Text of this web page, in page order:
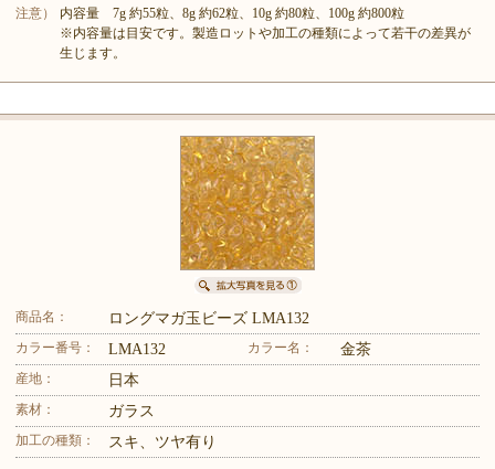
注意）
内容量 7g 約55粒、8g 約62粒、10g 約80粒、100g 約800粒
※内容量は目安です。製造ロットや加工の種類によって若干の差異が
生じます。
商品名： ロングマガ玉ビーズ LMA132
カラー番号： LMA132 カラー名： 金茶
産地： 日本
素材： ガラス
加工の種類： スキ、ツヤ有り